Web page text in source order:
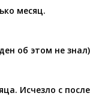
месяц.
об этом не
Исчезло с